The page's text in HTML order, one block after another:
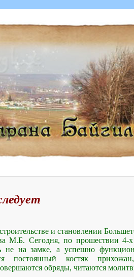
и становлении
М.Б. Сегодня, по прошествии 4-х
не на замке, а успешно
постоянный костяк
обряды, читаются